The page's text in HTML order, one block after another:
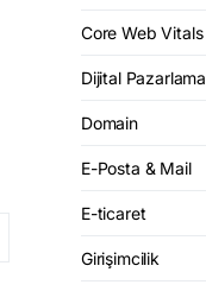
Core Web Vitals
Dijital Pazarlama
Domain
E-Posta & Mail
E-ticaret
Girişimcilik